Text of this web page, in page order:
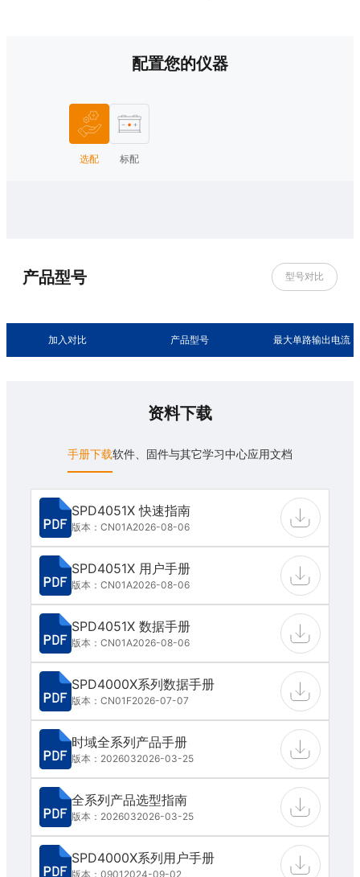
配置您的仪器
选配 标配
产品型号 型号对比
加入对比 产品型号 最大单路输出电流
资料下载
手册下载软件、固件与其它学习中心应用文档
SPD4051X 快速指南
版本：CN01A2026-08-06
SPD4051X 用户手册
版本：CN01A2026-08-06
SPD4051X 数据手册
版本：CN01A2026-08-06
SPD4000X系列数据手册
版本：CN01F2026-07-07
时域全系列产品手册
版本：2026032026-03-25
全系列产品选型指南
版本：2026032026-03-25
SPD4000X系列用户手册
版本：0901 2024-09-02